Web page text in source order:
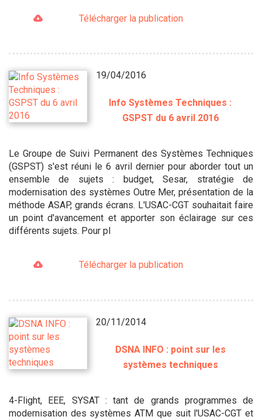
Télécharger la publication
19/04/2016
Info Systèmes Techniques :
GSPST du 6 avril 2016
Le Groupe de Suivi Permanent des Systèmes Techniques
(GSPST) s'est réuni le 6 avril dernier pour aborder tout un
ensemble de sujets : budget, Sesar, stratégie de
modernisation des systèmes Outre Mer, présentation de la
méthode ASAP, grands écrans. L'USAC-CGT souhaitait faire
un point d'avancement et apporter son éclairage sur ces
différents sujets. Pour pl
Télécharger la publication
20/11/2014
DSNA INFO : point sur les
systèmes techniques
4-Flight, EEE, SYSAT : tant de grands programmes de
modernisation des systèmes ATM que suit l'USAC-CGT et